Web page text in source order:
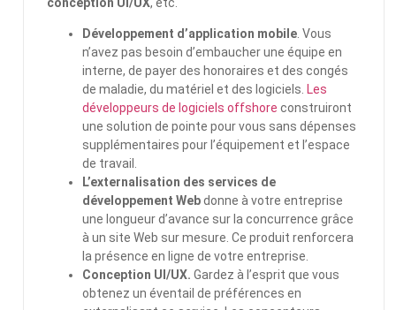
Développement d’application mobile . Vous
n’avez pas besoin d’embaucher une équipe en
interne, de payer des honoraires et des congés
de maladie, du matériel et des logiciels. Les
développeurs de logiciels offshore construiront
une solution de pointe pour vous sans dépenses
supplémentaires pour l’équipement et l’espace
de travail.
L’externalisation des services de
développement Webdonne à votre entreprise
une longueur d’avance sur la concurrence grâce
à un site Web sur mesure. Ce produit renforcera
la présence en ligne de votre entreprise.
Conception UI/UX. Gardez à l’esprit que vous
obtenez un éventail de préférences en